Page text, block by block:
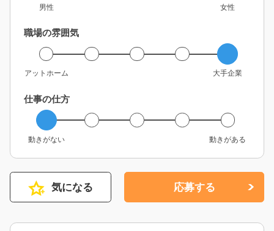
男性 女性
職場の雰囲気
アットホーム 大手企業
仕事の仕方
動きがない 動きがある
気になる 応募する